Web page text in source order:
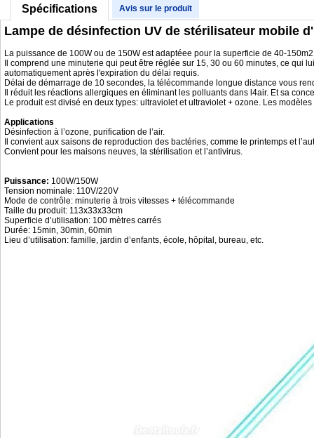
Spécifications Avis sur le produit
Lampe de désinfection UV de stérilisateur mobile
La puissance de 100W ou de 150W est adaptéee pour la superficie de 40-
Il comprend une minuterie qui peut être réglée sur 15, 30 ou 60 minutes, ce qui
automatiquement après l'expiration du délai requis.
Délai de démarrage de 10 secondes, la télécommande longue distance vous
Il réduit les réactions allergiques en éliminant les polluants dans l4air. Et sa
Le produit est divisé en deux types: ultraviolet et ultraviolet + ozone. Les
Applications
Désinfection à l’ozone, purification de l’air.
Il convient aux saisons de reproduction des bactéries, comme le printemps et
Convient pour les maisons neuves, la stérilisation et l’antivirus.
Puissance: 100W/150W
Tension nominale: 110V/220V
Mode de contrôle: minuterie à trois vitesses + télécommande
Taille du produit: 113x33x33cm
Superficie d’utilisation: 100 mètres carrés
Durée: 15min, 30min, 60min
Lieu d’utilisation: famille, jardin d’enfants, école, hôpital, bureau, etc.